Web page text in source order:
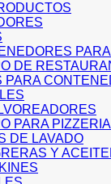
DE
PARA
PARA
DE LAVADO
Y